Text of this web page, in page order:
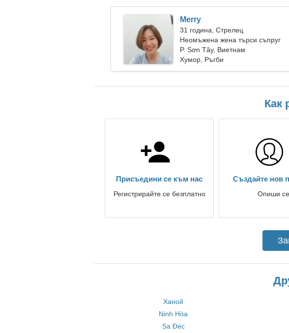
Merry
31 година, Стрелец
Неомъжена жена търси съпруг
P. Sơn Tây, Виетнам
Хумор, Ръгби
Как
Присъедини се към нас
Регистрирайте се безплатно
Създайте нов
Опиши се
Ханой
Ninh Hòa
Sa Đéc